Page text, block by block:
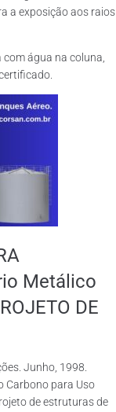
a exposição aos raios
água na coluna,
Metálico
DE
Junho, 1998.
Carbono para Uso
de estruturas de